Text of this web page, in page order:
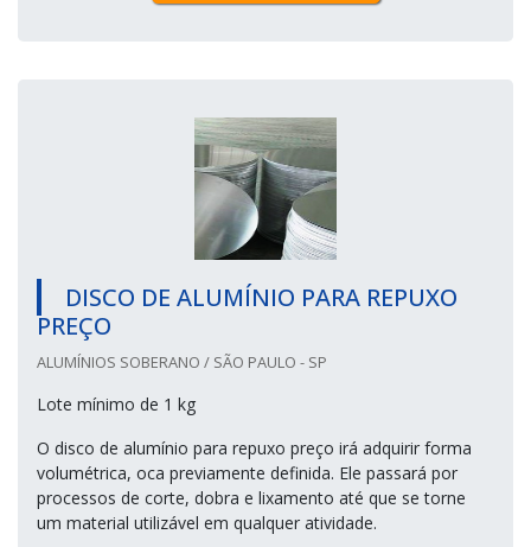
DISCO DE ALUMÍNIO PARA REPUXO
PREÇO
ALUMÍNIOS SOBERANO / SÃO PAULO - SP
Lote mínimo de 1 kg
O disco de alumínio para repuxo preço irá adquirir forma
volumétrica, oca previamente definida. Ele passará por
processos de corte, dobra e lixamento até que se torne
um material utilizável em qualquer atividade.